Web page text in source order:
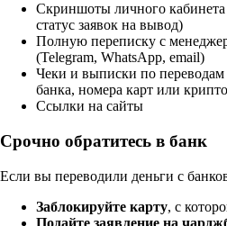
Скриншоты личного кабинета
статус заявок на вывод)
Полную переписку с
(Telegram, WhatsApp, email)
Чеки и выписки по
банка, номера карт или
Ссылки на сайты
Срочно обратитесь в банк
Если вы переводили деньги с
Заблокируйте карту, с
Подайте заявление на